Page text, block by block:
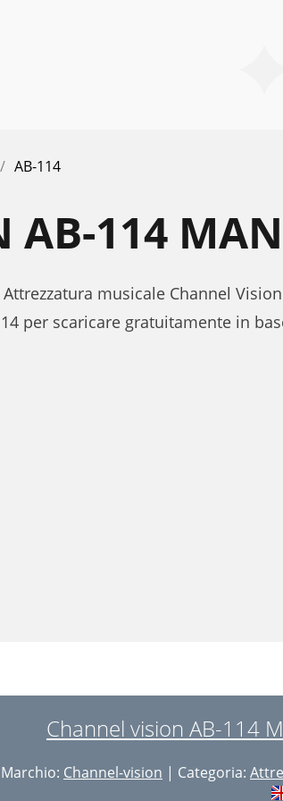
AB-114
AB-114
musicale Channel Vision
per scaricare gratuitamente in
Channel vision AB-114
Marchio: Channel-vision | Categoria: